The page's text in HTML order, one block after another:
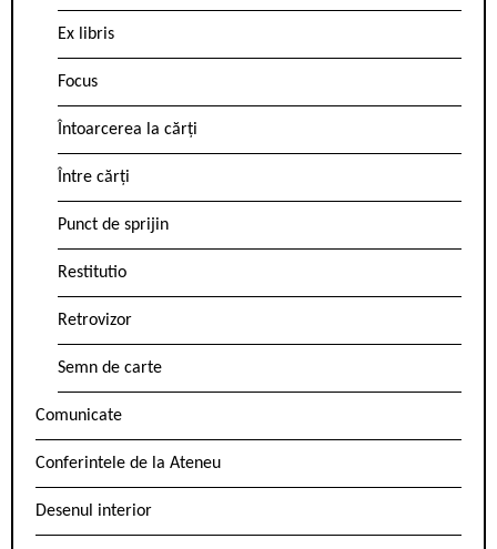
Ex libris
Focus
Întoarcerea la cărți
Între cărți
Punct de sprijin
Restitutio
Retrovizor
Semn de carte
Comunicate
Conferintele de la Ateneu
Desenul interior